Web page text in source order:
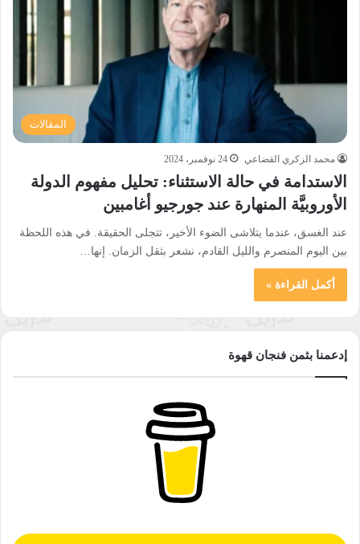
المقالات
محمد الزكري القضاعي 24 نوفمبر، 2024
الاستدامة في حالة الاستثناء: تحليل مفهوم الدولة
الأوروبيَّة المنهارة عند جورجيو أغامبين
عند الغسق، عندما يتلاشى الضوء الأخير، تتجلى الحقيقة. في هذه اللحظة
بين اليوم المنصرم والليل القادم، نشعر بثقل الزمان. إنها…
أكمل القراءة »
إدعمنا بثمن فنجان قهوة